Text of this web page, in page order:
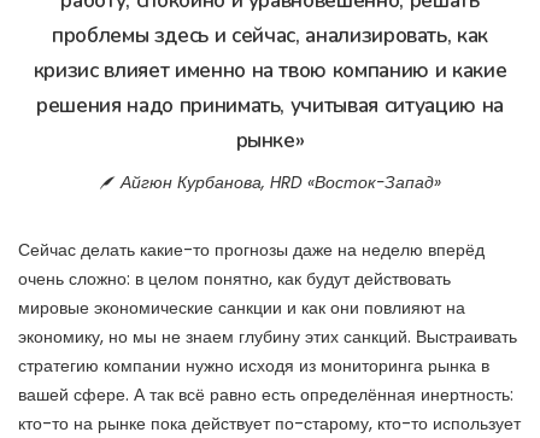
проблемы здесь и сейчас, анализировать, как
кризис влияет именно на твою компанию и какие
решения надо принимать, учитывая ситуацию на
рынке»
Айгюн Курбанова, HRD «Восток-Запад»
Сейчас делать какие-то прогнозы даже на неделю вперёд
очень сложно: в целом понятно, как будут действовать
мировые экономические санкции и как они повлияют на
экономику, но мы не знаем глубину этих санкций. Выстраивать
стратегию компании нужно исходя из мониторинга рынка в
вашей сфере. А так всё равно есть определённая инертность:
кто-то на рынке пока действует по-старому, кто-то использует